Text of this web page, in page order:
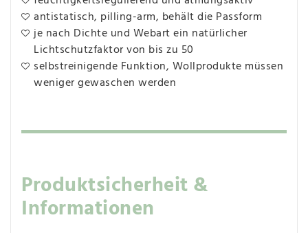
antistatisch, pilling-arm, behält die Passform
je nach Dichte und Webart ein natürlicher
Lichtschutzfaktor von bis zu 50
selbstreinigende Funktion, Wollprodukte müssen
weniger gewaschen werden
Produktsicherheit &
Informationen